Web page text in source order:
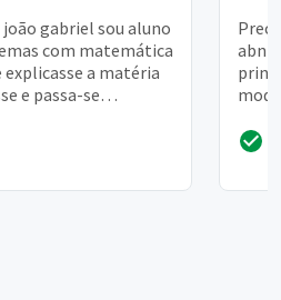
gabriel sou aluno
com matemática
a matéria
e passa-se
abnt